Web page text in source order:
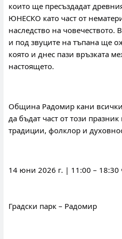
които ще пресъздадат
ЮНЕСКО като част от
наследство на човечеството.
и под звуците на тъпана ще
която и днес пази връзката
настоящето.
Община Радомир кани
да бъдат част от този
традиции, фолклор и
14 юни 2026 г. | 11:00 – 18:30
Градски парк – Радомир